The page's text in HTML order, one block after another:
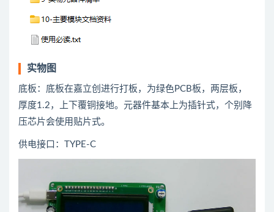
实物图
底板：底板在嘉立创进行打板，为绿色PCB板，两层板，
厚度1.2，上下覆铜接地。元器件基本上为插针式，个别降
压芯片会使用贴片式。
供电接口：TYPE-C